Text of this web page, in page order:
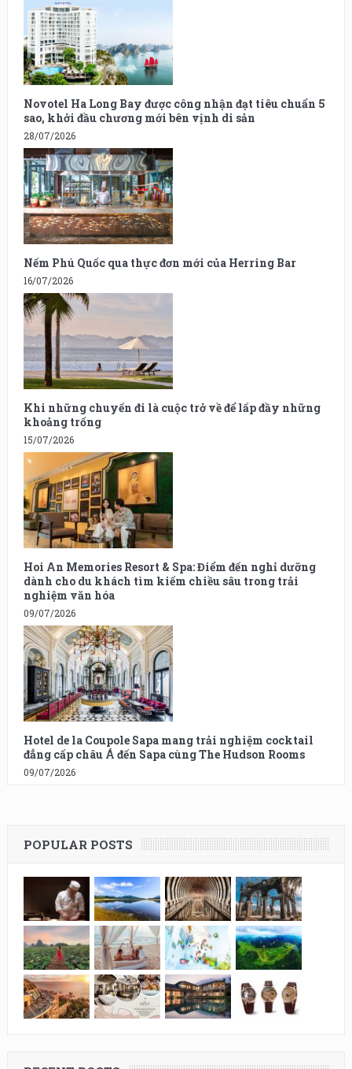
Novotel Ha Long Bay được công nhận đạt tiêu chuẩn 5
sao, khởi đầu chương mới bên vịnh di sản
28/07/2026
Nếm Phú Quốc qua thực đơn mới của Herring Bar
16/07/2026
Khi những chuyến đi là cuộc trở về để lấp đầy những
khoảng trống
15/07/2026
Hoi An Memories Resort & Spa: Điểm đến nghỉ dưỡng
dành cho du khách tìm kiếm chiều sâu trong trải
nghiệm văn hóa
09/07/2026
Hotel de la Coupole Sapa mang trải nghiệm cocktail
đẳng cấp châu Á đến Sapa cùng The Hudson Rooms
09/07/2026
POPULAR POSTS